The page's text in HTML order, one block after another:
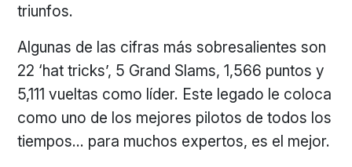
triunfos.
Algunas de las cifras más sobresalientes son
22 ‘hat tricks’, 5 Grand Slams, 1,566 puntos y
5,111 vueltas como líder. Este legado le coloca
como uno de los mejores pilotos de todos los
tiempos… para muchos expertos, es el mejor.